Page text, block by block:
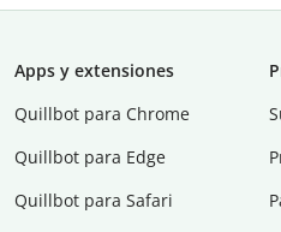
Apps y extensiones
Quillbot para Chrome
Quillbot para Edge
Quillbot para Safari